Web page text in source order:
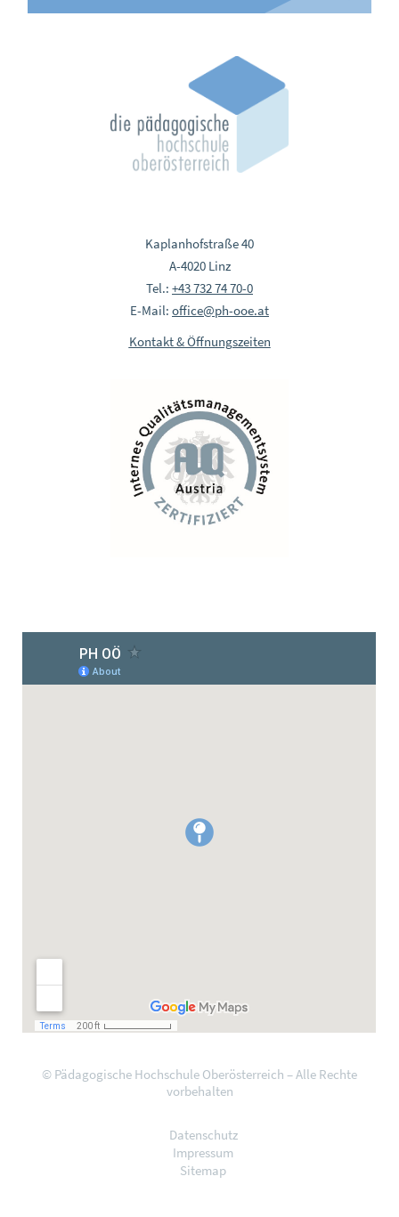
Kaplanhofstraße 40
A-4020 Linz
Tel.: +43 732 74 70-0
E-Mail: office@ph-ooe.at
Kontakt & Öffnungszeiten
© Pädagogische Hochschule Oberösterreich – Alle Rechte
vorbehalten
Datenschutz
Impressum
Sitemap